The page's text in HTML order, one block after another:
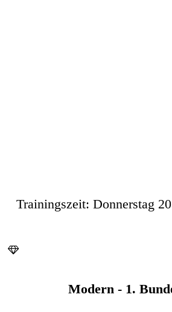
Trainingszeit: Donnerstag
Modern - 1.